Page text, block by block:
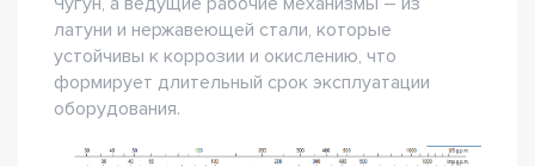
латуни и нержавеющей стали, которые
устойчивы к коррозии и окислению, что
формирует длительный срок эксплуатации
оборудования.